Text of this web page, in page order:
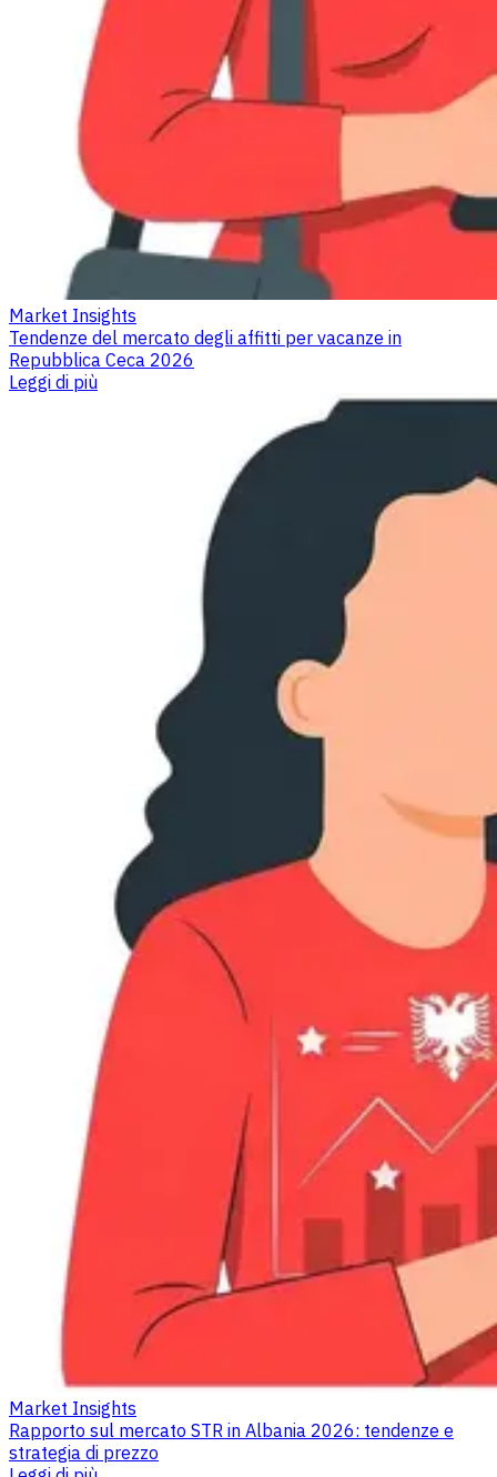
Market Insights
Tendenze del mercato degli affitti per vacanze in
Repubblica Ceca 2026
Leggi di più
Market Insights
Rapporto sul mercato STR in Albania 2026: tendenze e
strategia di prezzo